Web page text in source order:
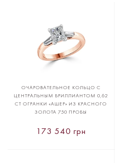
ОЧАРОВАТЕЛЬНОЕ КОЛЬЦО С
ЦЕНТРАЛЬНЫМ БРИЛЛИАНТОМ 0,62
CT ОГРАНКИ «АШЕР» ИЗ КРАСНОГО
ЗОЛОТА 750 ПРОБЫ
173 540 грн